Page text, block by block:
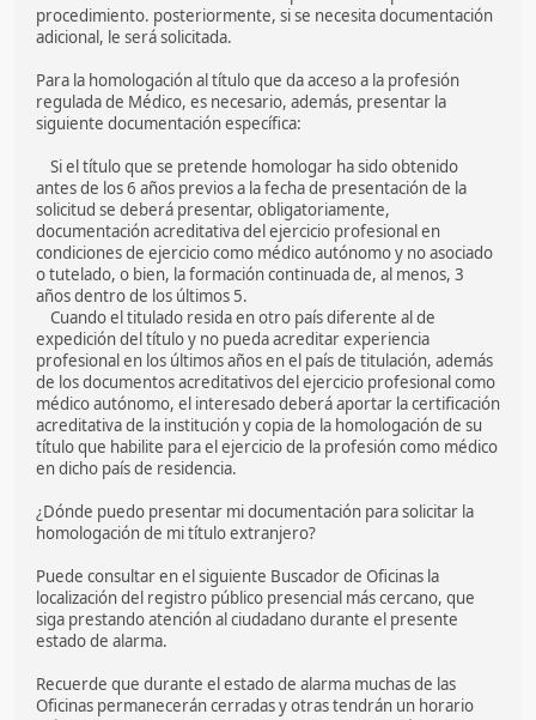
procedimiento. posteriormente, si se necesita documentación
adicional, le será solicitada.
Para la homologación al título que da acceso a la profesión
regulada de Médico, es necesario, además, presentar la
siguiente documentación específica:
Si el título que se pretende homologar ha sido obtenido
antes de los 6 años previos a la fecha de presentación de la
solicitud se deberá presentar, obligatoriamente,
documentación acreditativa del ejercicio profesional en
condiciones de ejercicio como médico autónomo y no asociado
o tutelado, o bien, la formación continuada de, al menos, 3
años dentro de los últimos 5.
Cuando el titulado resida en otro país diferente al de
expedición del título y no pueda acreditar experiencia
profesional en los últimos años en el país de titulación, además
de los documentos acreditativos del ejercicio profesional como
médico autónomo, el interesado deberá aportar la certificación
acreditativa de la institución y copia de la homologación de su
título que habilite para el ejercicio de la profesión como médico
en dicho país de residencia.
¿Dónde puedo presentar mi documentación para solicitar la
homologación de mi título extranjero?
Puede consultar en el siguiente Buscador de Oficinas la
localización del registro público presencial más cercano, que
siga prestando atención al ciudadano durante el presente
estado de alarma.
Recuerde que durante el estado de alarma muchas de las
Oficinas permanecerán cerradas y otras tendrán un horario